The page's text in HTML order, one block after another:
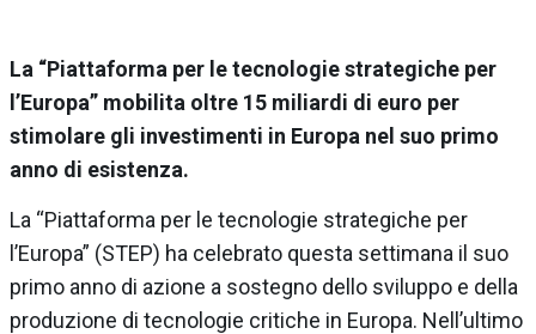
La “Piattaforma per le tecnologie strategiche per
l’Europa” mobilita oltre 15 miliardi di euro per
stimolare gli investimenti in Europa nel suo primo
anno di esistenza.
La “Piattaforma per le tecnologie strategiche per
l’Europa” (STEP) ha celebrato questa settimana il suo
primo anno di azione a sostegno dello sviluppo e della
produzione di tecnologie critiche in Europa. Nell’ultimo